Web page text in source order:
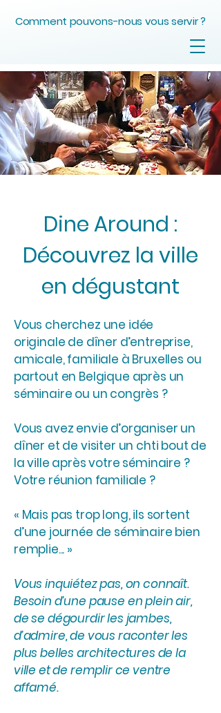
Comment pouvons-nous vous servir ?
Dine Around :
Découvrez la ville
en dégustant
Vous cherchez une idée
originale de dîner d’entreprise,
amicale, familiale à Bruxelles ou
partout en Belgique après un
séminaire ou un congrès ?
Vous avez envie d’organiser un
dîner et de visiter un chti bout de
la ville après votre séminaire ?
Votre réunion familiale ?
« Mais pas trop long, ils sortent
d’une journée de séminaire bien
remplie... »
Vous inquiétez pas, on connaît.
Besoin d’une pause en plein air,
de se dégourdir les jambes,
d’admire, de vous raconter les
plus belles architectures de la
ville et de remplir ce ventre
affamé.